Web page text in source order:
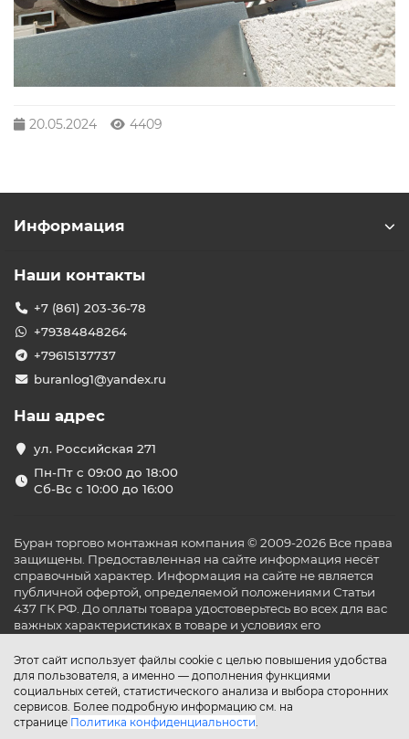
20.05.2024 4409
Этот сайт использует файлы cookie с целью повышения удобства
для пользователя, а именно — дополнения функциями
социальных сетей, статистического анализа и выбора сторонних
сервисов. Более подробную информацию см. на
странице Политика конфиденциальности.
Информация
Наши контакты
+7 (861) 203-36-78
+79384848264
+79615137737
buranlog1@yandex.ru
Наш адрес
ул. Российская 271
Пн-Пт с 09:00 до 18:00
Сб-Вс с 10:00 до 16:00
Буран торгово монтажная компания © 2009-2026 Все права
защищены. Предоставленная на сайте информация несёт
справочный характер. Информация на сайте не является
публичной офертой, определяемой положениями Статьи
437 ГК РФ. До оплаты товара удостоверьтесь во всех для вас
важных характеристиках в товаре и условиях его